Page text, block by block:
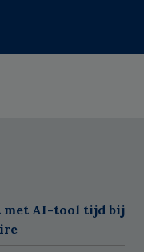
met AI-tool tijd bij